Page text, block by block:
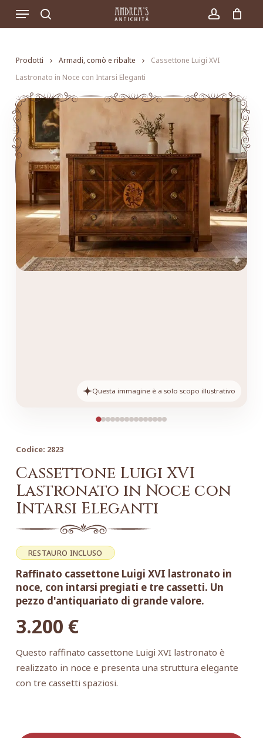
search account
Menu
Prodotti Armadi, comò e ribalte
Cassettone Luigi XVI
Lastronato in Noce con Intarsi Eleganti
Questa immagine è a solo scopo illustrativo
Codice: 2823
Cassettone Luigi XVI
Lastronato in Noce con
Intarsi Eleganti
RESTAURO INCLUSO
Raffinato cassettone Luigi XVI lastronato in
noce, con intarsi pregiati e tre cassetti. Un
pezzo d'antiquariato di grande valore.
3.200 €
Questo raffinato cassettone Luigi XVI lastronato è
realizzato in noce e presenta una struttura elegante
con tre cassetti spaziosi.